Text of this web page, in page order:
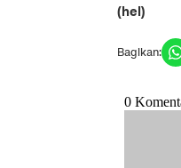
(hel)
Bagikan: